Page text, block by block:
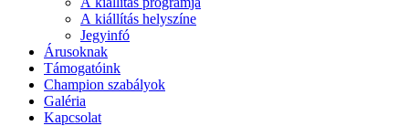
A kiállítás helyszíne
Jegyinfó
Árusoknak
Támogatóink
Champion szabályok
Galéria
Kapcsolat